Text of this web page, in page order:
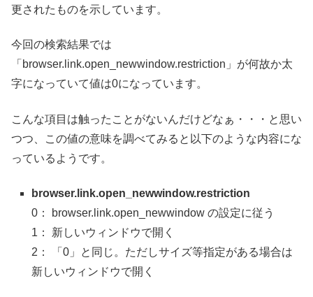
更されたものを示しています。
今回の検索結果では
「browser.link.open_newwindow.restriction」が何故か太
字になっていて値は0になっています。
こんな項目は触ったことがないんだけどなぁ・・・と思い
つつ、この値の意味を調べてみると以下のような内容にな
っているようです。
browser.link.open_newwindow.restriction
0： browser.link.open_newwindow の設定に従う
1： 新しいウィンドウで開く
2： 「0」と同じ。ただしサイズ等指定がある場合は
新しいウィンドウで開く